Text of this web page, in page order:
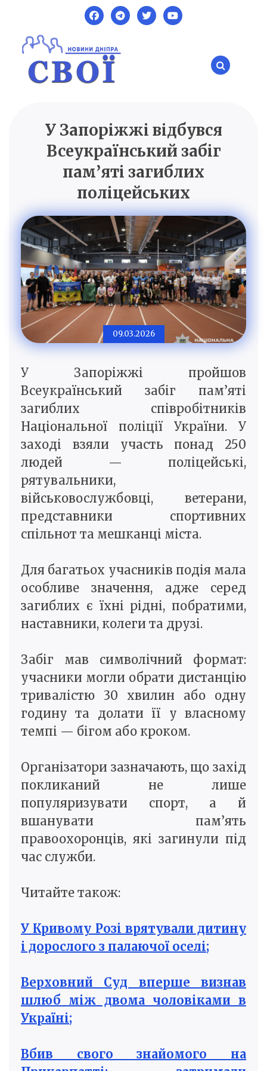
content
SVOI.DP.UA
Новини Дніпра
У Запоріжжі відбувся
Всеукраїнський забіг
пам’яті загиблих
поліцейських
09.03.2026
У Запоріжжі пройшов
Всеукраїнський забіг пам’яті
загиблих співробітників
Національної поліції України. У
заході взяли участь понад 250
людей — поліцейські,
рятувальники,
військовослужбовці, ветерани,
представники спортивних
спільнот та мешканці міста.
Для багатьох учасників подія мала
особливе значення, адже серед
загиблих є їхні рідні, побратими,
наставники, колеги та друзі.
Забіг мав символічний формат:
учасники могли обрати дистанцію
тривалістю 30 хвилин або одну
годину та долати її у власному
темпі — бігом або кроком.
Організатори зазначають, що захід
покликаний не лише
популяризувати спорт, а й
вшанувати пам’ять
правоохоронців, які загинули під
час служби.
Читайте також:
У Кривому Розі врятували дитину
і дорослого з палаючої оселі;
Верховний Суд вперше визнав
шлюб між двома чоловіками в
Україні;
Вбив свого знайомого на